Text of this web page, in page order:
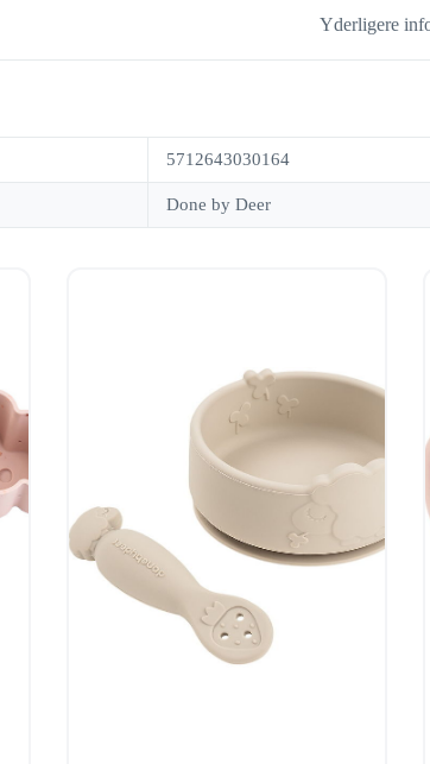
Yderligere
5712643030164
Done by Deer